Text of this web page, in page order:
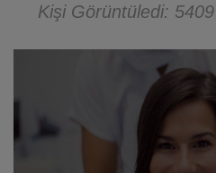
Kişi Görüntüledi: 5409